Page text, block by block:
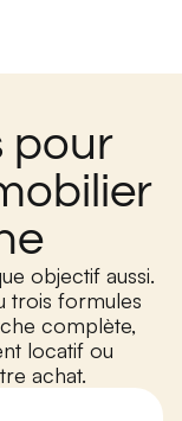
pour
objectif aussi.
trois formules
complète,
locatif ou
achat.